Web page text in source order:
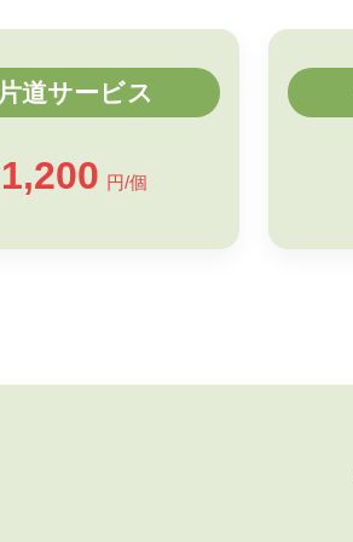
片道サービス
1,200 円/個